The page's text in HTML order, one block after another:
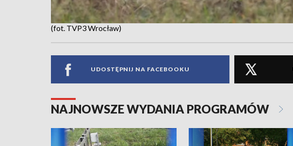
(fot. TVP3 Wrocław)
UDOSTĘPNIJ NA FACEBOOKU
NAJNOWSZE WYDANIA PROGRAMÓW